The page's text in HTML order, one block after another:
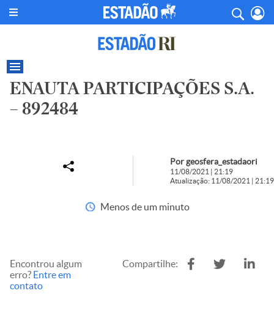
ENAUTA PARTICIPAÇÕES S.A.
– 892484
Por geosfera_estadaori
11/08/2021 | 21:19
Atualização: 11/08/2021 | 21:19
Menos de um minuto
Encontrou algum
erro? Entre em
contato
Compartilhe: